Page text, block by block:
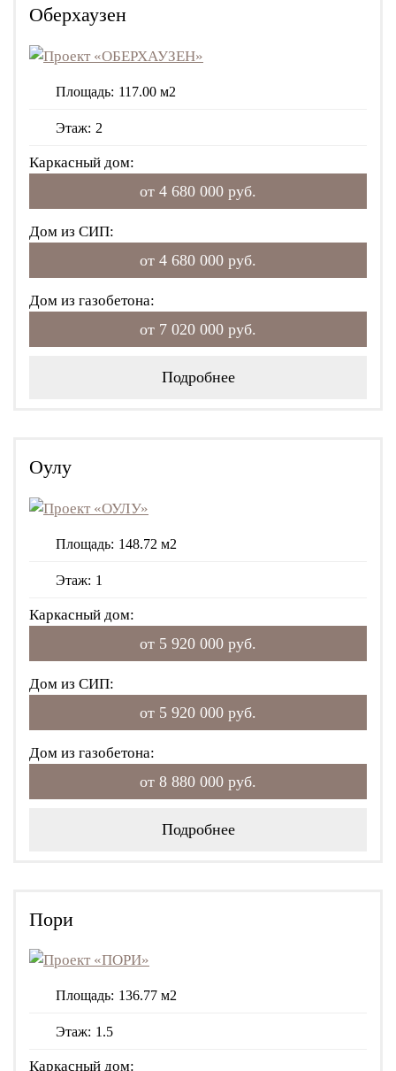
Оберхаузен
Площадь: 117.00 м2
Этаж: 2
Каркасный дом:
от 4 680 000 руб.
Дом из СИП:
от 4 680 000 руб.
Дом из газобетона:
от 7 020 000 руб.
Подробнее
Оулу
Площадь: 148.72 м2
Этаж: 1
Каркасный дом:
от 5 920 000 руб.
Дом из СИП:
от 5 920 000 руб.
Дом из газобетона:
от 8 880 000 руб.
Подробнее
Пори
Площадь: 136.77 м2
Этаж: 1.5
Каркасный дом: